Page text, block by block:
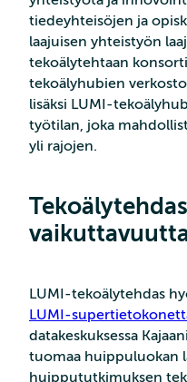
tiedeyhteisöjen ja
laajuisen yhteistyön
tekoälytehtaan
tekoälyhubien
lisäksi LUMI-
työtilan, joka
yli rajojen.
LUMI-tekoälytehdas
LUMI-
datakeskuksessa
tuomaa huippuluokan
huippututkimuksen